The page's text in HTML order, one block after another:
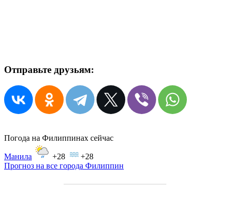
Отправьте друзьям:
Погода на Филиппинах сейчас
Манила +28
+28
Прогноз на все города Филиппин